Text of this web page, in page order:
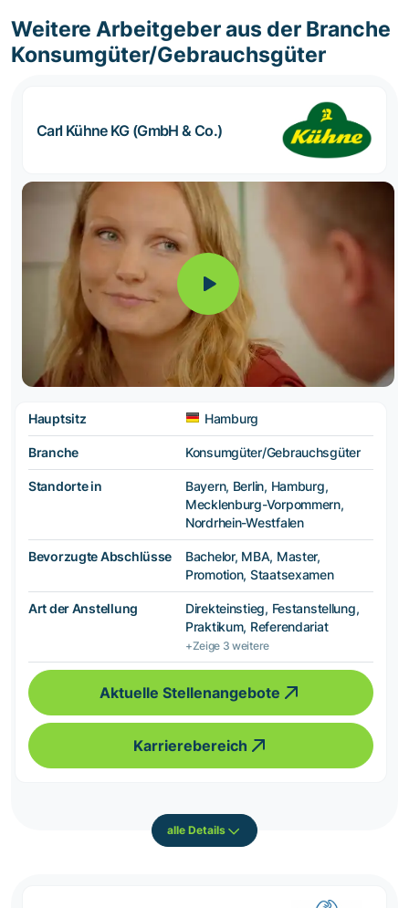
Weitere Arbeitgeber aus der Branche
Konsumgüter/Gebrauchsgüter
Carl Kühne KG (GmbH & Co.)
Hauptsitz Hamburg
Branche Konsumgüter/Gebrauchsgüter
Standorte in
Bayern, Berlin, Hamburg,
Mecklenburg-Vorpommern,
Nordrhein-Westfalen
Bevorzugte Abschlüsse
Bachelor, MBA, Master,
Promotion, Staatsexamen
Art der Anstellung
Direkteinstieg, Festanstellung,
Praktikum, Referendariat
+Zeige 3 weitere
Aktuelle Stellenangebote
Karrierebereich
alle Details